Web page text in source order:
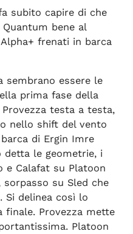
subito capire di che
bene al
frenati in barca
sembrano essere le
prima fase della
testa a testa,
nello shift del vento
di Ergin Imre
detta le geometrie, i
e Calafat su Platoon
su Sled che
Si delinea così lo
finale. Provezza mette
Platoon